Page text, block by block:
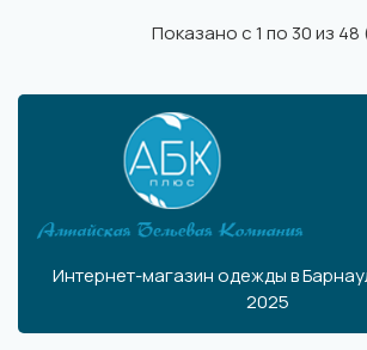
Показано с 1 по 30 из
Интернет-магазин одежды в
2025